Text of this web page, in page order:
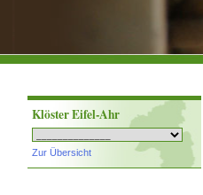
Klöster Eifel-Ahr
Zur Übersicht